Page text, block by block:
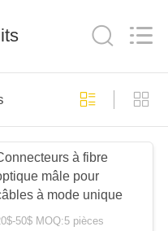
à fibre
mâle pour
à mode unique
50$ MOQ:5 pièces